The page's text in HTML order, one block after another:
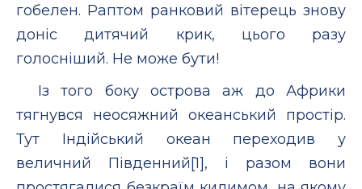
гобелен. Раптом ранковий вітерець знову
доніс дитячий крик, цього разу
голосніший. Не може бути!
Із того боку острова аж до Африки
тягнувся неосяжний океанський простір.
Тут Індійський океан переходив у
величний Південний[1], і разом вони